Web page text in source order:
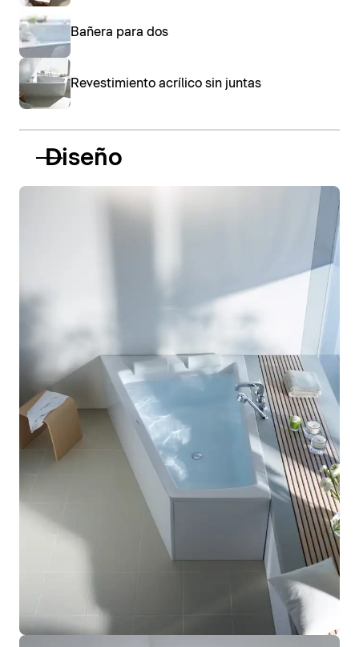
Bañera para dos
Revestimiento acrílico sin juntas
Diseño